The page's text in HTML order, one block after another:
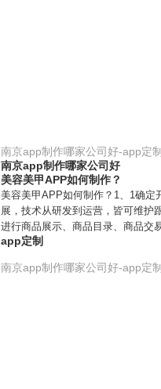
南京app制作哪家公司好-app定制
南京app制作哪家公司好
美容美甲APP如何制作？
美容美甲APP如何制作？1、1确定
展，技术从研发到运营，皆可维护
进行商品展示、商品目录、商品交
app定制
南京app制作哪家公司好-app定制